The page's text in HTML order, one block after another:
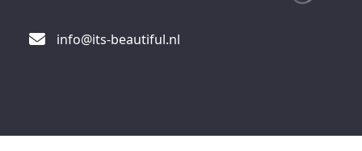
info@its-beautiful.nl